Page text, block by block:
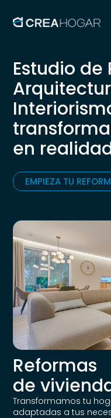
Estudio de
en
EMPIEZA TU
Reformas
de
Transformamos tu
adaptadas a tus